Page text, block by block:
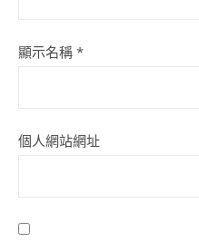
顯示名稱 *
個人網站網址